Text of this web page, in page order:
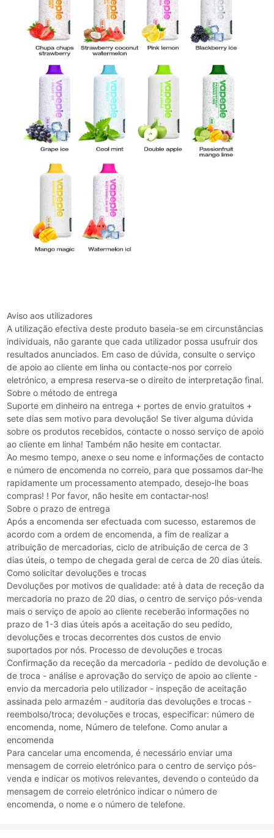
Aviso aos utilizadores
A utilização efectiva deste produto baseia-se em circunstâncias
individuais, não garante que cada utilizador possa usufruir dos
resultados anunciados. Em caso de dúvida, consulte o serviço
de apoio ao cliente em linha ou contacte-nos por correio
eletrónico, a empresa reserva-se o direito de interpretação final.
Sobre o método de entrega
Suporte em dinheiro na entrega + portes de envio gratuitos +
sete dias sem motivo para devolução! Se tiver alguma dúvida
sobre os produtos recebidos, contacte o nosso serviço de apoio
ao cliente em linha! Também não hesite em contactar.
Ao mesmo tempo, anexe o seu nome e informações de contacto
e número de encomenda no correio, para que possamos dar-lhe
rapidamente um processamento atempado, desejo-lhe boas
compras! ! Por favor, não hesite em contactar-nos!
Sobre o prazo de entrega
Após a encomenda ser efectuada com sucesso, estaremos de
acordo com a ordem de encomenda, a fim de realizar a
atribuição de mercadorias, ciclo de atribuição de cerca de 3
dias úteis, o tempo de chegada geral de cerca de 20 dias úteis.
Como solicitar devoluções e trocas
Devoluções por motivos de qualidade: até à data de receção da
mercadoria no prazo de 20 dias, o centro de serviço pós-venda
mais o serviço de apoio ao cliente receberão informações no
prazo de 1-3 dias úteis após a aceitação do seu pedido,
devoluções e trocas decorrentes dos custos de envio
suportados por nós. Processo de devoluções e trocas
Confirmação da receção da mercadoria - pedido de devolução e
de troca - análise e aprovação do serviço de apoio ao cliente -
envio da mercadoria pelo utilizador - inspeção de aceitação
assinada pelo armazém - auditoria das devoluções e trocas -
reembolso/troca; devoluções e trocas, especificar: número de
encomenda, nome, Número de telefone. Como anular a
encomenda
Para cancelar uma encomenda, é necessário enviar uma
mensagem de correio eletrónico para o centro de serviço pós-
venda e indicar os motivos relevantes, devendo o conteúdo da
mensagem de correio eletrónico indicar o número de
encomenda, o nome e o número de telefone.